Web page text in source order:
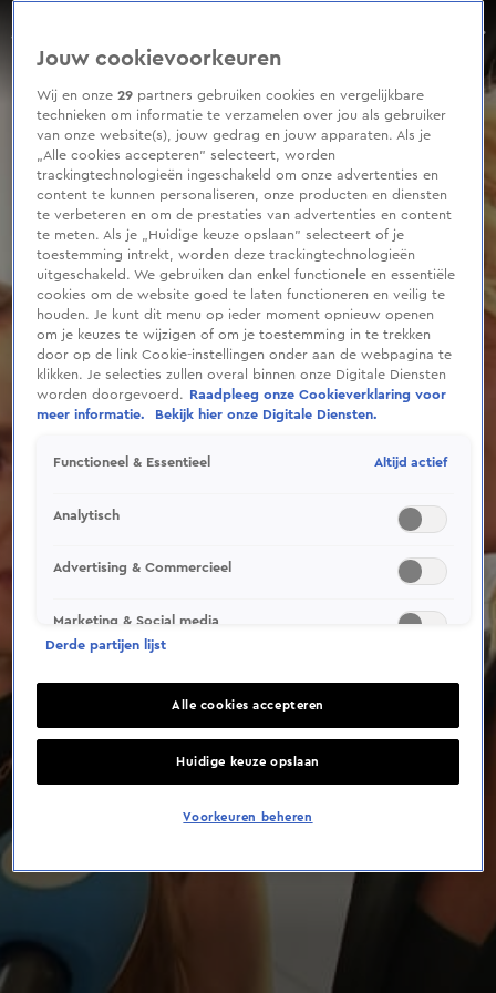
Leontine en Jada geven update na fietsongeluk Marco Borsato
Aflevering 120, Seizoen 2026
of
Jouw cookievoorkeuren
Wij en onze29 partners gebruiken cookies en vergelijkbare
technieken om informatie te verzamelen over jou als gebruiker
van onze website(s), jouw gedrag en jouw apparaten. Als je
„Alle cookies accepteren” selecteert, worden
trackingtechnologieën ingeschakeld om onze advertenties en
content te kunnen personaliseren, onze producten en diensten
te verbeteren en om de prestaties van advertenties en content
te meten. Als je „Huidige keuze opslaan” selecteert of je
toestemming intrekt, worden deze trackingtechnologieën
uitgeschakeld. We gebruiken dan enkel functionele en essentiële
cookies om de website goed te laten functioneren en veilig te
houden. Je kunt dit menu op ieder moment opnieuw openen
om je keuzes te wijzigen of om je toestemming in te trekken
door op de link Cookie-instellingen onder aan de webpagina te
klikken. Je selecties zullen overal binnen onze Digitale Diensten
worden doorgevoerd.
Raadpleeg onze Cookieverklaring voor
meer informatie.
Bekijk hier onze Digitale Diensten.
Functioneel & Essentieel Altijd actief
Analytisch
Advertising & Commercieel
Marketing & Social media
Derde partijen lijst
Alle cookies accepteren
Huidige keuze opslaan
Voorkeuren beheren